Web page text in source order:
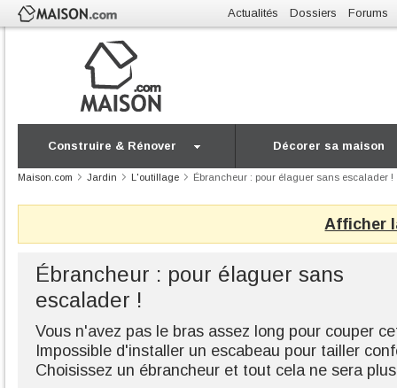
Actualités Dossiers Forums
Construire & Rénover Décorer sa maison
Maison.com Jardin L'outillage Ébrancheur : pour élaguer sans escalader !
Afficher
Ébrancheur : pour élaguer sans
escalader !
Vous n'avez pas le bras assez long pour couper
Impossible d'installer un escabeau pour tailler
Choisissez un ébrancheur et tout cela ne sera